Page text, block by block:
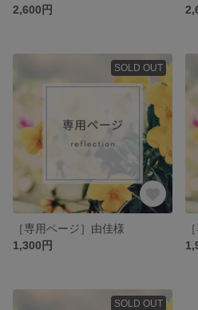
2,600円
SOLD OUT
［専用ページ］由佳様
1,300円
SOLD OUT